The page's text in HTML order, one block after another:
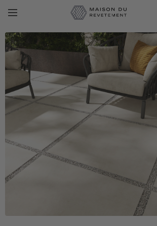
Léa
En ligne · Experte revêtements